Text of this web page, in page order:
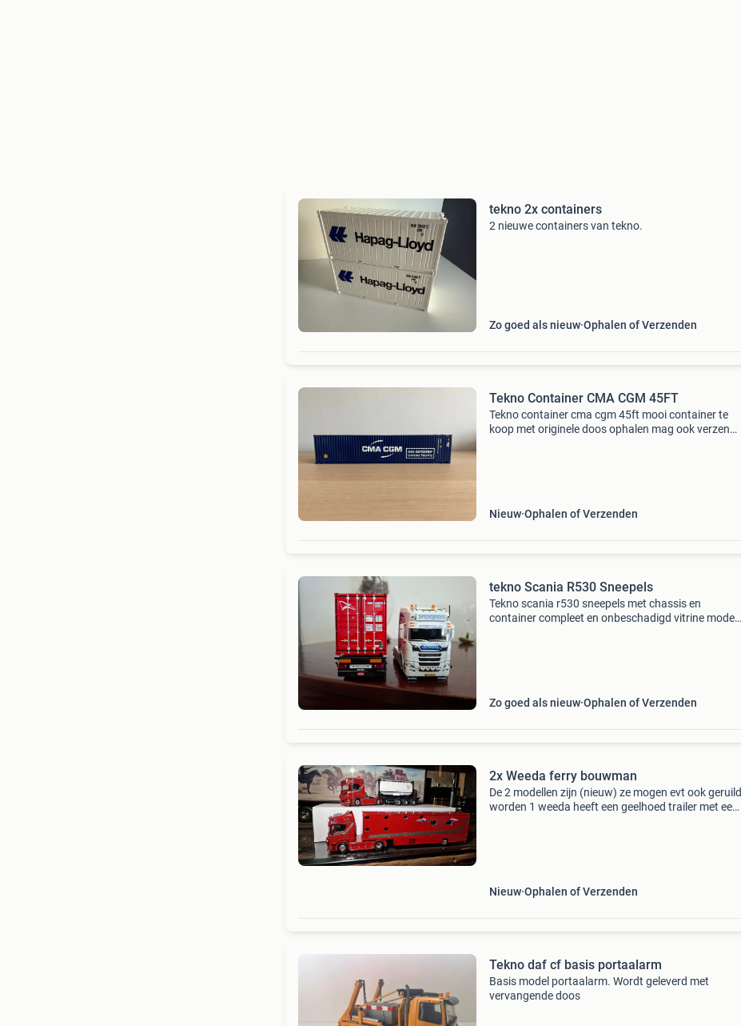
tekno 2x containers
2 nieuwe containers van tekno.
Zo goed als nieuw Ophalen of Verzenden
Tekno Container CMA CGM 45FT
Tekno container cma cgm 45ft mooi container te
koop met originele doos ophalen mag ook verzend
Nieuw Ophalen of Verzenden
tekno Scania R530 Sneepels
Tekno scania r530 sneepels met chassis en
container compleet en onbeschadigd vitrine model
Zo goed als nieuw Ophalen of Verzenden
2x Weeda ferry bouwman
De 2 modellen zijn (nieuw) ze mogen evt ook geruild
worden 1 weeda heeft een geelhoed trailer met een
Nieuw Ophalen of Verzenden
Tekno daf cf basis portaalarm
Basis model portaalarm. Wordt geleverd met
vervangende doos